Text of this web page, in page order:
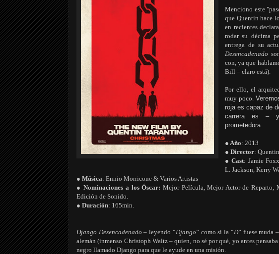
Menciono este
que Quentin hace
en recientes
rodar su décima
entrega de su
Desencadenado
con, ya que
Bill – claro está).
Por ello, el
muy poco.
roja es capaz de
carrera es – y
prometedora.
● Año: 2013
● Director:
● Cast: Jamie
L. Jackson, Kerry
● Música: Ennio Morricone & Varios Artistas
● Nominaciones a los Óscar: Mejor Película, Mejor Actor de
Edición de Sonido.
● Duración: 165min.
Django Desencadenado – leyendo “Django” como si la “D” fuese muda
alemán (inmenso Christoph Waltz – quien, no sé por qué, yo antes
negro llamado Django para que le ayude en una misión.